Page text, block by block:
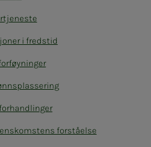
i fredstid
forståelse